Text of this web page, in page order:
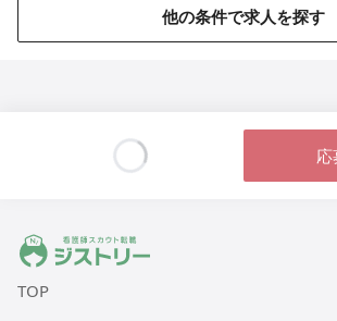
セントケア看護小規模東金
千葉県東金市田間二丁目38-16
千葉県松戸市五香二丁目23-2
セントケア看護小規模市原
他の条件で求人を探す
応
ジストリー 看護師の転職マッチング
TOP